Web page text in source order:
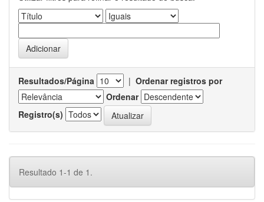
Resultados/Página | Ordenar registros por
Ordenar
Registro(s)
Resultado 1-1 de 1.